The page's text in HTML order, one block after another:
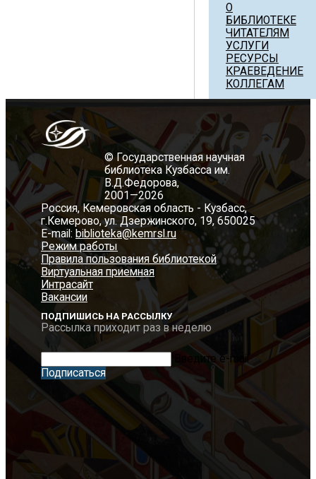
О
БИБЛИОТЕКЕ
ЧИТАТЕЛЯМ
УСЛУГИ
РЕСУРСЫ
КРАЕВЕДЕНИЕ
КОЛЛЕГАМ
© Государственная научная
библиотека Кузбасса им.
В.Д.Федорова,
2001—2026
Россия, Кемеровская область - Кузбасс,
г.Кемерово, ул. Дзержинского, 19, 650025
E-mail: biblioteka@kemrsl.ru
Режим работы
Правила пользования библиотекой
Виртуальная приемная
Интрасайт
Вакансии
ПОДПИШИСЬ НА РАССЫЛКУ
Рассылка приходит раз в неделю
Введите e-mail
Подписаться